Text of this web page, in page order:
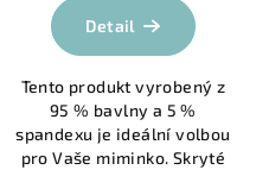
Detail
Tento produkt vyrobený z
95 % bavlny a 5 %
spandexu je ideální volbou
pro Vaše miminko. Skryté